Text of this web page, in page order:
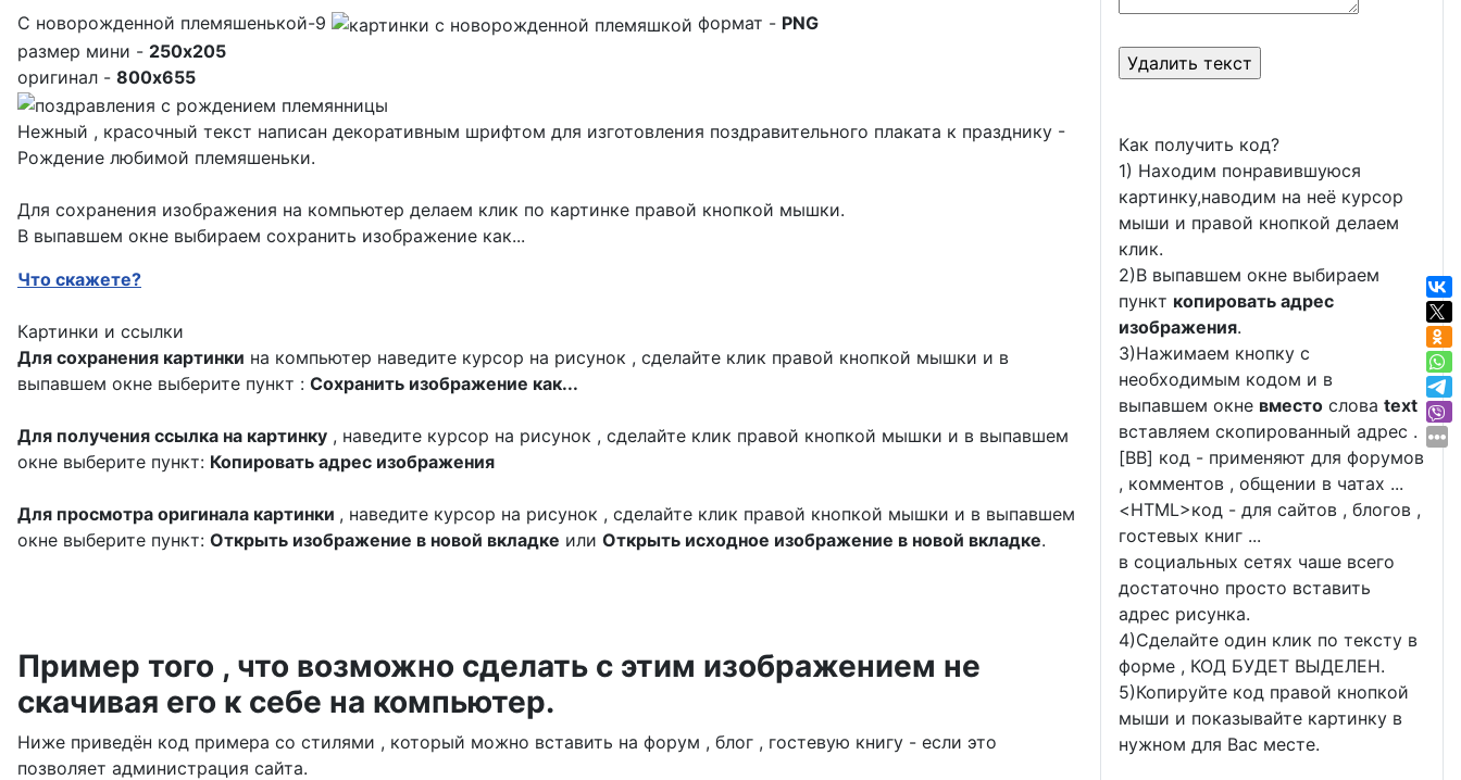
С новорожденной племяшенькой-9
формат - PNG
размер мини - 250x205
оригинал - 800x655
Нежный , красочный текст написан декоративным шрифтом для изготовления поздравительного плаката к празднику -
Рождение любимой племяшеньки.
Для сохранения изображения на компьютер делаем клик по картинке правой кнопкой мышки.
В выпавшем окне выбираем сохранить изображение как...
Что скажете?
Картинки и ссылки
Для сохранения картинки на компьютер наведите курсор на рисунок , сделайте клик правой кнопкой мышки и в
выпавшем окне выберите пункт : Сохранить изображение как...
Для получения ссылка на картинку , наведите курсор на рисунок , сделайте клик правой кнопкой мышки и в выпавшем
окне выберите пункт: Копировать адрес изображения
Для просмотра оригинала картинки , наведите курсор на рисунок , сделайте клик правой кнопкой мышки и в выпавшем
окне выберите пункт: Открыть изображение в новой вкладке или Открыть исходное изображение в новой вкладке.
Пример того , что возможно сделать с этим изображением не
скачивая его к себе на компьютер.
Ниже приведён код примера со стилями , который можно вставить на форум , блог , гостевую книгу - если это
позволяет администрация сайта.
Как получить код?
1) Находим понравившуюся
картинку,наводим на неё курсор
мыши и правой кнопкой делаем
клик.
2)В выпавшем окне выбираем
пункт копировать адрес
изображения.
3)Нажимаем кнопку с
необходимым кодом и в
выпавшем окне вместо слова text
вставляем скопированный адрес .
[BB] код - применяют для форумов
, комментов , общении в чатах ...
<HTML>код - для сайтов , блогов ,
гостевых книг ...
в социальных сетях чаше всего
достаточно просто вставить
адрес рисунка.
4)Сделайте один клик по тексту в
форме , КОД БУДЕТ ВЫДЕЛЕН.
5)Копируйте код правой кнопкой
мыши и показывайте картинку в
нужном для Вас месте.